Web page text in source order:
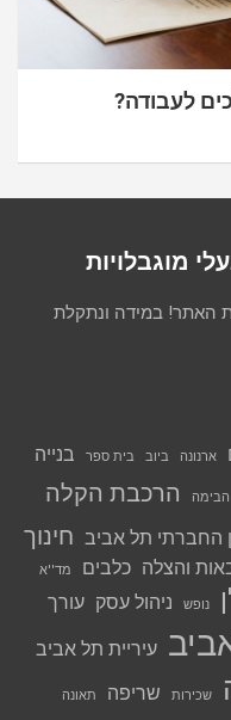
לעבודה?
מוגבלויות
האתר! במידה ונתקלת
ארנונה ביוב בית ספר בנייה
הבימה הרכבת הקלה
החברתי תל אביב חינוך
והצלה כלבים מד''א
נופש ניהול עסק עורך
עיריית תל אביב
שכירות שריפה תאונה